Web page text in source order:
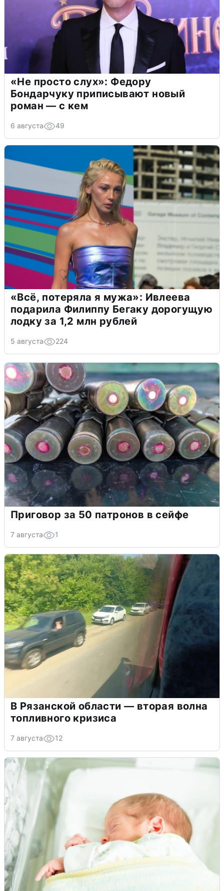
«Не просто слух»: Федору
Бондарчуку приписывают новый
роман — с кем
6 августа 49
«Всё, потеряла я мужа»: Ивлеева
подарила Филиппу Бегаку дорогущую
лодку за 1,2 млн рублей
5 августа 224
Приговор за 50 патронов в сейфе
7 августа 1
В Рязанской области — вторая волна
топливного кризиса
7 августа 12